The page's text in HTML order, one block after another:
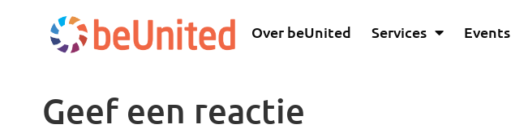
Over beUnited Services Events
Geef een reactie